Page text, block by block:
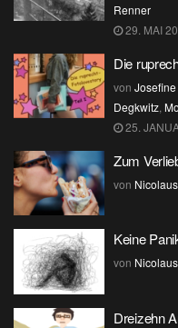
Renner
29. MAI
Die
von
Degkwitz,
25.
Zum
von
Keine
von
Dreizehn